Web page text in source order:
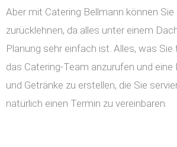
Aber mit Catering Bellmann können
zurücklehnen, da alles unter einem
Planung sehr einfach ist. Alles, was
das Catering-Team anzurufen und eine
und Getränke zu erstellen, die Sie
natürlich einen Termin zu vereinbaren.